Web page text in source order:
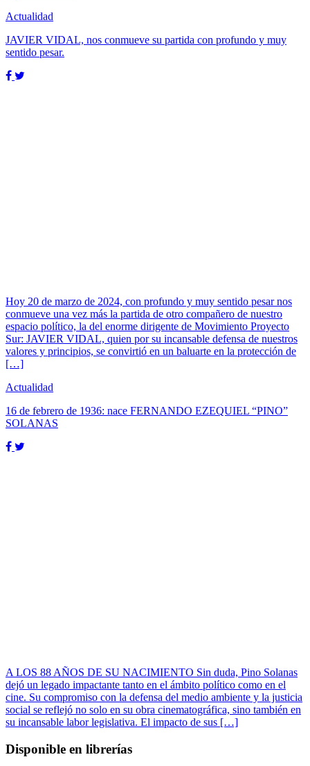
Actualidad
JAVIER VIDAL, nos conmueve su partida con profundo y muy
sentido pesar.
Hoy 20 de marzo de 2024, con profundo y muy sentido pesar nos
conmueve una vez más la partida de otro compañero de nuestro
espacio político, la del enorme dirigente de Movimiento Proyecto
Sur: JAVIER VIDAL, quien por su incansable defensa de nuestros
valores y principios, se convirtió en un baluarte en la protección de
[…]
Actualidad
16 de febrero de 1936: nace FERNANDO EZEQUIEL “PINO”
SOLANAS
A LOS 88 AÑOS DE SU NACIMIENTO Sin duda, Pino Solanas
dejó un legado impactante tanto en el ámbito político como en el
cine. Su compromiso con la defensa del medio ambiente y la justicia
social se reflejó no solo en su obra cinematográfica, sino también en
su incansable labor legislativa. El impacto de sus […]
Disponible en librerías